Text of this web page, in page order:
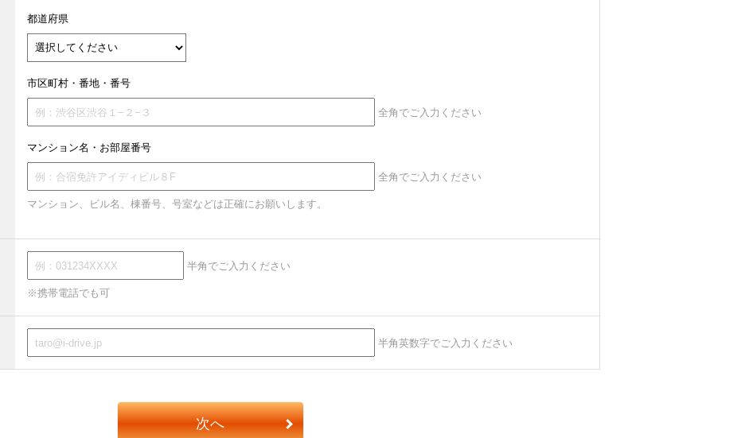
都道府県
市区町村・番地・番号
全角でご入力ください
マンション名・お部屋番号
全角でご入力ください
マンション、ビル名、棟番号、号室などは正確にお願いします。
半角でご入力ください
※携帯電話でも可
半角英数字でご入力ください
次へ